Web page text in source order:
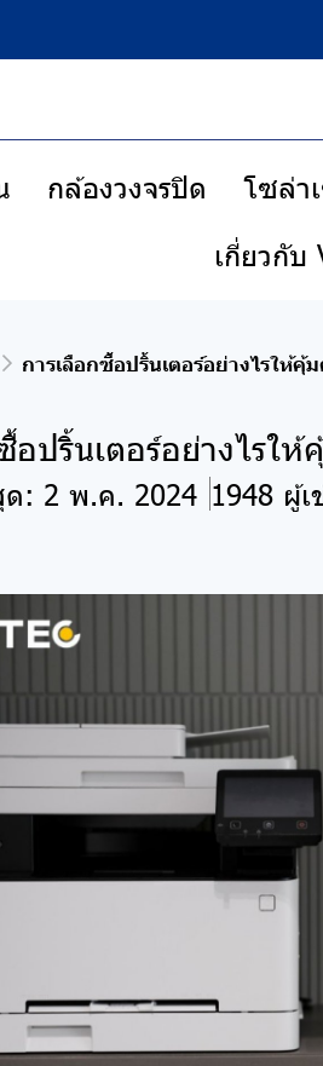
กล้องวงจรปิด โซล่า
เกี่ยวกับ
การเลือกซื้อปริ้นเตอร์อย่างไรให้คุ้
อปริ้นเตอร์อย่างไรใ
: 2 พ.ค. 2024 1948 ผู้เ